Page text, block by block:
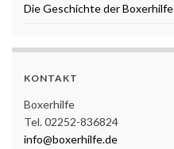
Die Geschichte der Boxerhilfe
KONTAKT
Boxerhilfe
Tel. 02252-836824
info@boxerhilfe.de